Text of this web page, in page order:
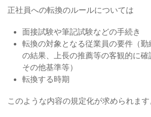
正社員への転換のルールについては
面接試験や筆記試験などの手続き
転換の対象となる従業員の要件（
の結果、上長の推薦等の客観的に確
その他基準等）
転換する時期
このような内容の規定化が求められます